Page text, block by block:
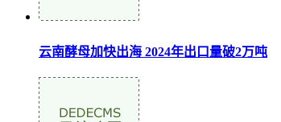
云南酵母加快出海 2024年出口量破2万吨